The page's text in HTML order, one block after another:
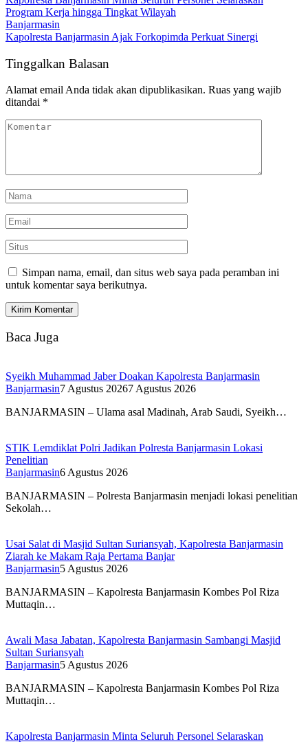
Program Kerja hingga Tingkat Wilayah
Banjarmasin
Kapolresta Banjarmasin Ajak Forkopimda Perkuat Sinergi
Tinggalkan Balasan
Alamat email Anda tidak akan dipublikasikan. Ruas yang wajib
ditandai *
Simpan nama, email, dan situs web saya pada peramban ini
untuk komentar saya berikutnya.
Baca Juga
Syeikh Muhammad Jaber Doakan Kapolresta Banjarmasin
Banjarmasin7 Agustus 20267 Agustus 2026
BANJARMASIN – Ulama asal Madinah, Arab Saudi, Syeikh…
STIK Lemdiklat Polri Jadikan Polresta Banjarmasin Lokasi
Penelitian
Banjarmasin6 Agustus 2026
BANJARMASIN – Polresta Banjarmasin menjadi lokasi penelitian
Sekolah…
Usai Salat di Masjid Sultan Suriansyah, Kapolresta Banjarmasin
Ziarah ke Makam Raja Pertama Banjar
Banjarmasin5 Agustus 2026
BANJARMASIN – Kapolresta Banjarmasin Kombes Pol Riza
Muttaqin…
Awali Masa Jabatan, Kapolresta Banjarmasin Sambangi Masjid
Sultan Suriansyah
Banjarmasin5 Agustus 2026
BANJARMASIN – Kapolresta Banjarmasin Kombes Pol Riza
Muttaqin…
Kapolresta Banjarmasin Minta Seluruh Personel Selaraskan